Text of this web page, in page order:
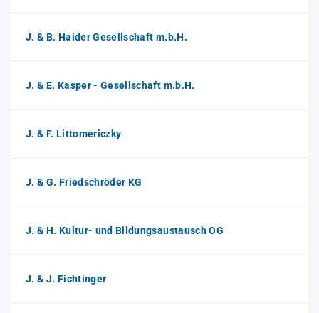
J. & B. Haider Gesellschaft m.b.H.
J. & E. Kasper - Gesellschaft m.b.H.
J. & F. Littomericzky
J. & G. Friedschröder KG
J. & H. Kultur- und Bildungsaustausch OG
J. & J. Fichtinger